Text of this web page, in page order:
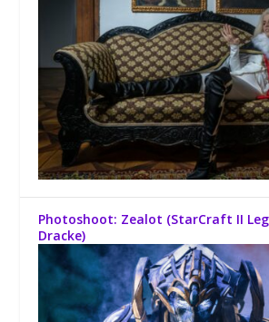
Photoshoot: Zealot (StarCraft II
Dracke)